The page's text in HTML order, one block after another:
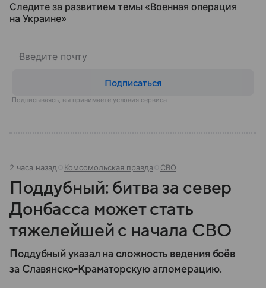
Следите за развитием темы «Военная операция
на Украине»
Подписаться
Подписываясь, вы принимаете условия сервиса
2 часа назад Комсомольская правда СВО
Поддубный: битва за север
Донбасса может стать
тяжелейшей с начала СВО
Поддубный указал на сложность ведения боёв
за Славянско-Краматорскую агломерацию.